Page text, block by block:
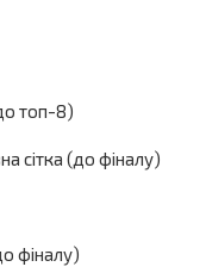
топ-8)
сітка (до фіналу)
фіналу)